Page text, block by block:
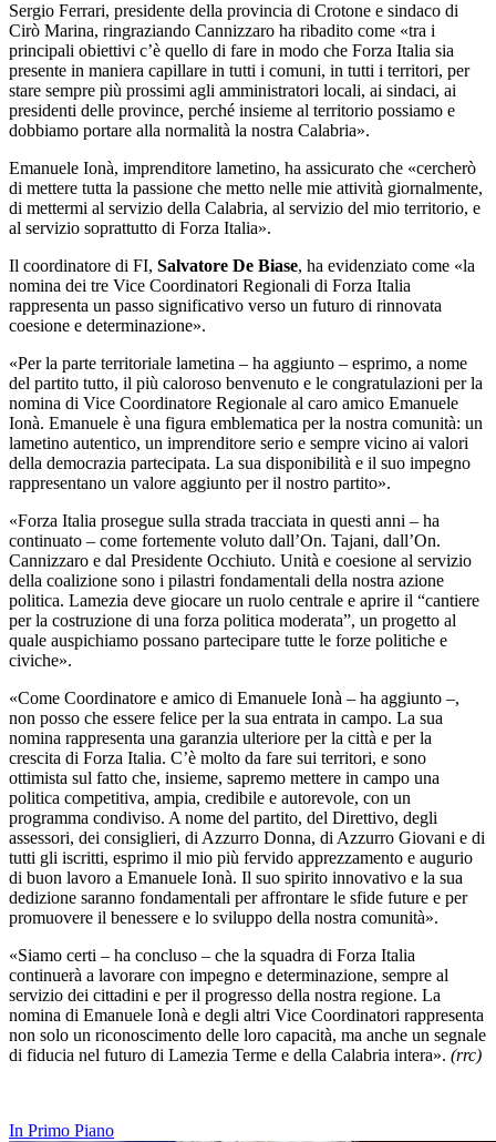
Sergio Ferrari, presidente della provincia di Crotone e sindaco di
Cirò Marina, ringraziando Cannizzaro ha ribadito come «tra i
principali obiettivi c’è quello di fare in modo che Forza Italia sia
presente in maniera capillare in tutti i comuni, in tutti i territori, per
stare sempre più prossimi agli amministratori locali, ai sindaci, ai
presidenti delle province, perché insieme al territorio possiamo e
dobbiamo portare alla normalità la nostra Calabria».
Emanuele Ionà, imprenditore lametino, ha assicurato che «cercherò
di mettere tutta la passione che metto nelle mie attività giornalmente,
di mettermi al servizio della Calabria, al servizio del mio territorio, e
al servizio soprattutto di Forza Italia».
Il coordinatore di FI, Salvatore De Biase, ha evidenziato come «la
nomina dei tre Vice Coordinatori Regionali di Forza Italia
rappresenta un passo significativo verso un futuro di rinnovata
coesione e determinazione».
«Per la parte territoriale lametina – ha aggiunto – esprimo, a nome
del partito tutto, il più caloroso benvenuto e le congratulazioni per la
nomina di Vice Coordinatore Regionale al caro amico Emanuele
Ionà. Emanuele è una figura emblematica per la nostra comunità: un
lametino autentico, un imprenditore serio e sempre vicino ai valori
della democrazia partecipata. La sua disponibilità e il suo impegno
rappresentano un valore aggiunto per il nostro partito».
«Forza Italia prosegue sulla strada tracciata in questi anni – ha
continuato – come fortemente voluto dall’On. Tajani, dall’On.
Cannizzaro e dal Presidente Occhiuto. Unità e coesione al servizio
della coalizione sono i pilastri fondamentali della nostra azione
politica. Lamezia deve giocare un ruolo centrale e aprire il “cantiere
per la costruzione di una forza politica moderata”, un progetto al
quale auspichiamo possano partecipare tutte le forze politiche e
civiche».
«Come Coordinatore e amico di Emanuele Ionà – ha aggiunto –,
non posso che essere felice per la sua entrata in campo. La sua
nomina rappresenta una garanzia ulteriore per la città e per la
crescita di Forza Italia. C’è molto da fare sui territori, e sono
ottimista sul fatto che, insieme, sapremo mettere in campo una
politica competitiva, ampia, credibile e autorevole, con un
programma condiviso. A nome del partito, del Direttivo, degli
assessori, dei consiglieri, di Azzurro Donna, di Azzurro Giovani e di
tutti gli iscritti, esprimo il mio più fervido apprezzamento e augurio
di buon lavoro a Emanuele Ionà. Il suo spirito innovativo e la sua
dedizione saranno fondamentali per affrontare le sfide future e per
promuovere il benessere e lo sviluppo della nostra comunità».
«Siamo certi – ha concluso – che la squadra di Forza Italia
continuerà a lavorare con impegno e determinazione, sempre al
servizio dei cittadini e per il progresso della nostra regione. La
nomina di Emanuele Ionà e degli altri Vice Coordinatori rappresenta
non solo un riconoscimento delle loro capacità, ma anche un segnale
di fiducia nel futuro di Lamezia Terme e della Calabria intera». (rrc)
In Primo Piano